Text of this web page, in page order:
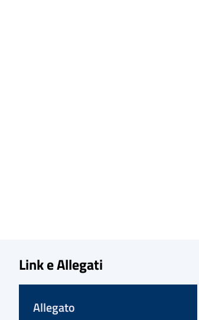
Link e Allegati
Allegato